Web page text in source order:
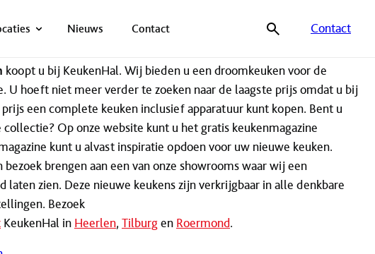
Nieuws Contact Contact
koopt u bij KeukenHal. Wij bieden u een droomkeuken voor de
U hoeft niet meer verder te zoeken naar de laagste prijs omdat u bij
een complete keuken inclusief apparatuur kunt kopen. Bent u
collectie? Op onze website kunt u het gratis keukenmagazine
kunt u alvast inspiratie opdoen voor uw nieuwe keuken.
bezoek brengen aan een van onze showrooms waar wij een
laten zien. Deze nieuwe keukens zijn verkrijgbaar in alle denkbare
Bezoek
KeukenHal in Heerlen, Tilburgen Roermond.